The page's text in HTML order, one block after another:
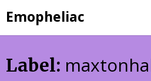
to
content
Emopheliac
Label: